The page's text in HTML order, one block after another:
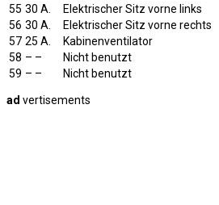
55 30 A.
Elektrischer Sitz vorne links
56 30 A.
Elektrischer Sitz vorne rechts
57 25 A.
Kabinenventilator
58 – –
Nicht benutzt
59 – – Nicht benutzt
ad vertisements